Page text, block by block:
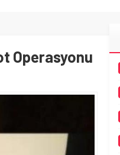
Operasyonu